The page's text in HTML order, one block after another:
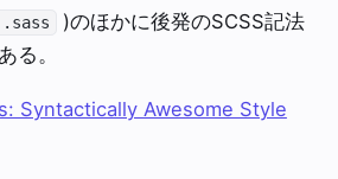
.sass
)のほかに後発のSCSS記法
る。
Syntactically Awesome Style